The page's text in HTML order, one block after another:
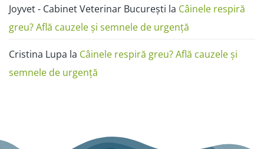
Joyvet - Cabinet Veterinar București la Câinele respiră
greu? Află cauzele și semnele de urgență
Cristina Lupa la Câinele respiră greu? Află cauzele și
semnele de urgență